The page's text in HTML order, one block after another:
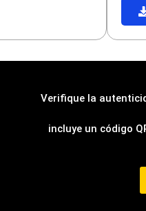
Verifique la
incluye un código